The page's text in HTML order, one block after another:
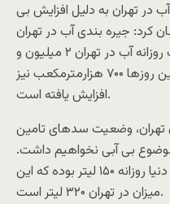
در تهران به دلیل افزایش بی
جیره بندی آب در تهران
نخواهیم داشت، اما متوسط مصرف روزانه آب در تهران ۲ میلیون و
۷۰۰ هزارمترمکعب است که این روزها ۷۰۰ هزارمترمکعب نیز
افزایش یافته است.
تهران، وضعیت سدهای تامین
بی آبی نخواهیم داشت.
با این حال، مصرف روزانه هر نفر در دنیا روزانه ۱۵۰ لیتر بوده که این
میزان در تهران ۳۲۰ لیتر است.